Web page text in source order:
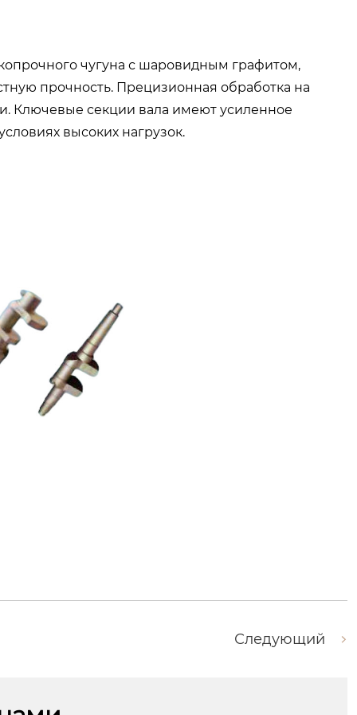
чугуна с шаровидным графитом,
прочность. Прецизионная обработка на
Ключевые секции вала имеют усиленное
высоких нагрузок.
Следующий